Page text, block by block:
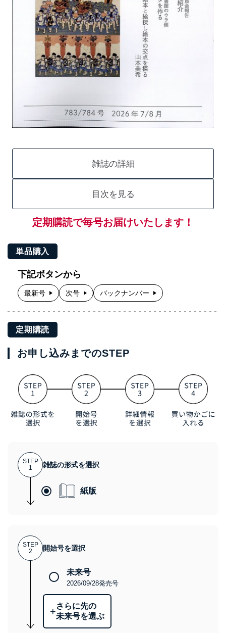
雑誌の詳細
目次を見る
定期購読で毎号お届けいたします！
単品購入
下記ボタンから
最新号 次号 バックナンバー
定期購読
お申し込みまでのSTEP
STEP
1
雑誌の形式を選択
紙版
STEP
2
開始号を選択
未来号
2026/09/28発売号
+さらに先の
未来号を選ぶ